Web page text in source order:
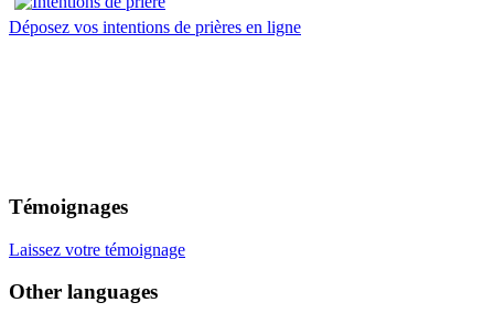
Déposez vos intentions de prières en ligne
Témoignages
Laissez votre témoignage
Other languages